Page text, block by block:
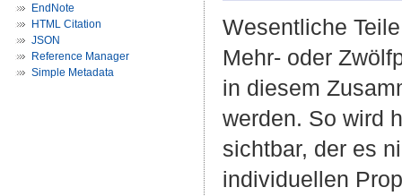
EndNote
HTML Citation
JSON
Reference Manager
Simple Metadata
Wesentliche
Mehr- oder
in diesem
werden. So wird
sichtbar, der es
individuellen